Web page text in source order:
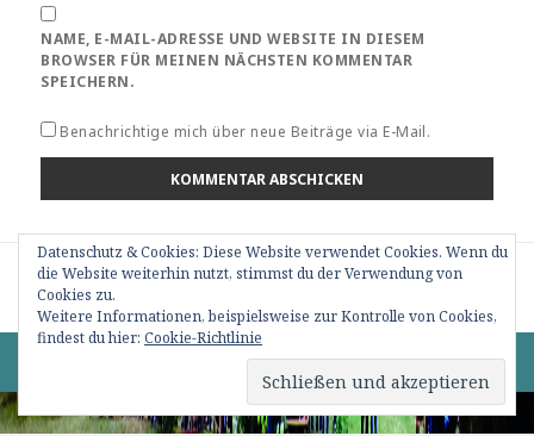
NAME, E-MAIL-ADRESSE UND WEBSITE IN DIESEM
BROWSER FÜR MEINEN NÄCHSTEN KOMMENTAR
SPEICHERN.
Benachrichtige mich über neue Beiträge via E-Mail.
Beitragsnavigation
VERÖFFENTLICHT IN
190424_2_Delta Hum (21)
0 82 76 / 15 09
Datenschutz & Cookies: Diese Website verwendet Cookies. Wenn du
die Website weiterhin nutzt, stimmst du der Verwendung von
Cookies zu.
Weitere Informationen, beispielsweise zur Kontrolle von Cookies,
findest du hier: Cookie-Richtlinie